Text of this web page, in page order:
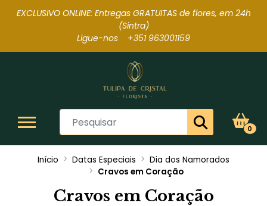
EXCLUSIVO ONLINE: Entregas GRATUITAS de flores, em 24h
(Sintra)
Ligue-nos +351 963001159
0
Início Datas Especiais
Dia dos Namorados
Cravos em Coração
Cravos em Coração